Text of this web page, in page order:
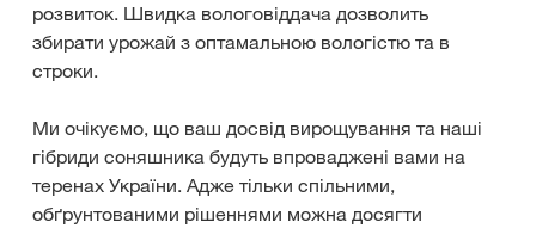
розвиток. Швидка вологовіддача дозволить
збирати урожай з оптамальною вологістю та в
строки.
Ми очікуємо, що ваш досвід вирощування та наші
гібриди соняшника будуть впроваджені вами на
теренах України. Адже тільки спільними,
обґрунтованими рішеннями можна досягти